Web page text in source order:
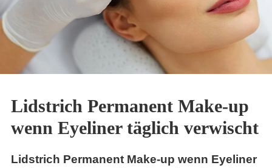
Lidstrich Permanent Make-up
wenn Eyeliner täglich verwischt
Lidstrich Permanent Make-up wenn Eyeliner